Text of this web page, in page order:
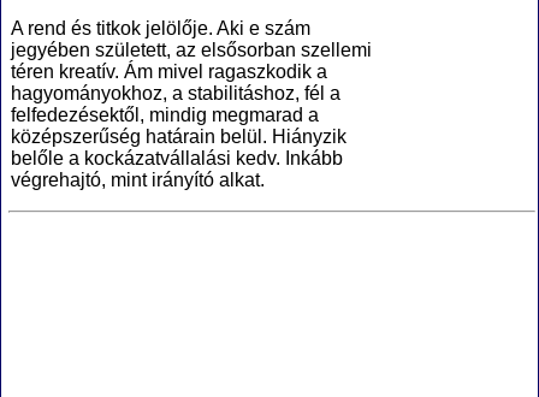
A rend és titkok jelölője. Aki e szám
jegyében született, az elsősorban szellemi
téren kreatív. Ám mivel ragaszkodik a
hagyományokhoz, a stabilitáshoz, fél a
felfedezésektől, mindig megmarad a
középszerűség határain belül. Hiányzik
belőle a kockázatvállalási kedv. Inkább
végrehajtó, mint irányító alkat.